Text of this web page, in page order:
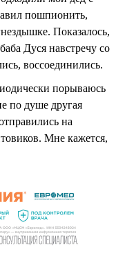
пошпионить,
Показалось,
Дуся навстречу со
воссоединились.
порываюсь
по душе другая
на
Мне кажется,